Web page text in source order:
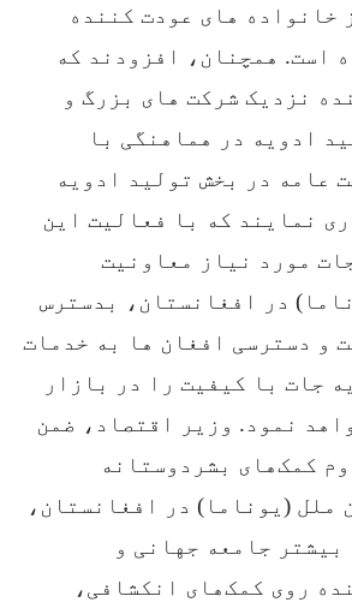
خانواده های عودت کننده
است. همچنان، افزودند که
نزدیک شرکت های بزرگ و
ادویه در هماهنگی با
عامه در بخش تولید ادویه
نمایند که با فعالیت این
مورد نیاز معاونیت
در افغانستان، بدسترس
و دسترسی افغان ها به خدمات
جات با کیفیت را در بازار
نمود. وزیر اقتصاد، ضمن
کمک‌های بشردوستانه
ملل (یوناما) در افغانستان،
بیشتر جامعه جهانی و
روی کمک‌های انکشافی،